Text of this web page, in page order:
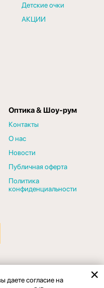
Детские очки
АКЦИИ
Оптика & Шоу-рум
Контакты
О нас
Новости
Публичная оферта
Политика
конфиденциальности
даете согласие на